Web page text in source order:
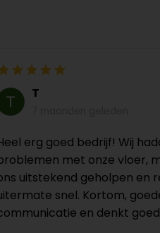
T
erg goed bedrijf! Wij
met onze vloer,
uitstekend geholpen en
snel. Kortom,
en denkt